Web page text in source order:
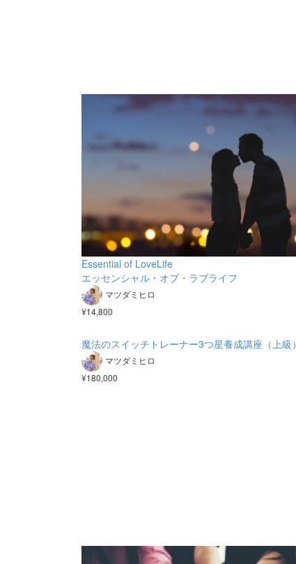
Essential of LoveLife
エッセンシャル・オブ・ラブライフ
マツダミヒロ
¥14,800
魔法のスイッチトレーナー3つ星養成講座（上級）
マツダミヒロ
¥180,000